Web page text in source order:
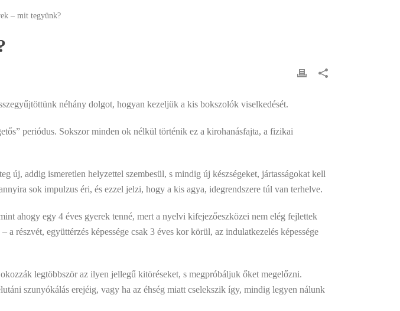
néhány dolgot, hogyan kezeljük a kis bokszolók viselkedését.
periódus. Sokszor minden ok nélkül történik ez a kirohanásfajta, a fizikai
új, addig ismeretlen helyzettel szembesül, s mindig új készségeket, jártasságokat kell
sok impulzus éri, és ezzel jelzi, hogy a kis agya, idegrendszere túl van terhelve.
ahogy egy 4 éves gyerek tenné, mert a nyelvi kifejezőeszközei nem elég fejlettek
részvét, együttérzés képessége csak 3 éves kor körül, az indulatkezelés képessége
legtöbbször az ilyen jellegű kitöréseket, s megpróbáljuk őket megelőzni.
szunyókálás erejéig, vagy ha az éhség miatt cselekszik így, mindig legyen nálunk